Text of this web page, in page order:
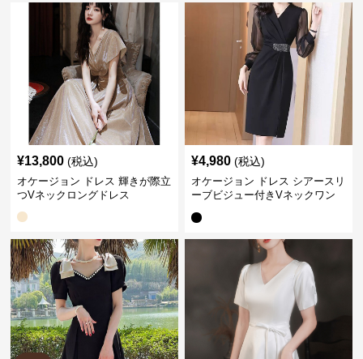
¥13,800 (税込)
オケージョン ドレス 輝きが際立
つVネックロングドレス
¥4,980 (税込)
オケージョン ドレス シアースリ
ーブビジュー付きVネックワン